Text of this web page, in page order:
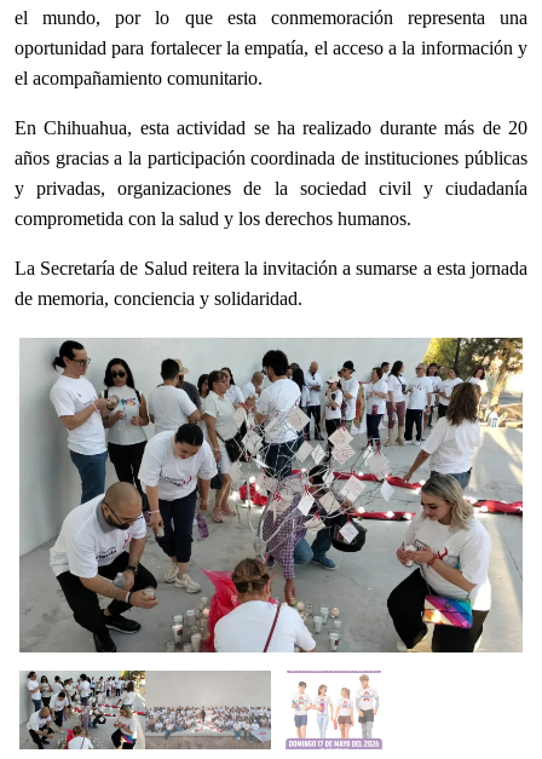
el mundo, por lo que esta conmemoración representa una
oportunidad para fortalecer la empatía, el acceso a la información y
el acompañamiento comunitario.
En Chihuahua, esta actividad se ha realizado durante más de 20
años gracias a la participación coordinada de instituciones públicas
y privadas, organizaciones de la sociedad civil y ciudadanía
comprometida con la salud y los derechos humanos.
La Secretaría de Salud reitera la invitación a sumarse a esta jornada
de memoria, conciencia y solidaridad.